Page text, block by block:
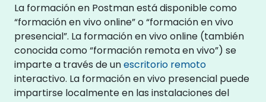
La formación en Postman está disponible como
“formación en vivo online” o “formación en vivo
presencial”. La formación en vivo online (también
conocida como “formación remota en vivo”) se
imparte a través de unescritorio remoto
interactivo. La formación en vivo presencial puede
impartirse localmente en las instalaciones del